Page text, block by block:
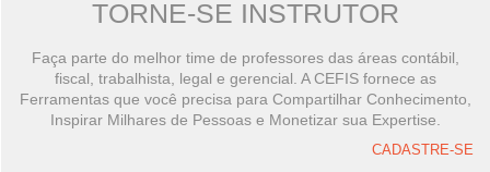
TORNE-SE INSTRUTOR
Faça parte do melhor time de professores das áreas contábil,
fiscal, trabalhista, legal e gerencial. A CEFIS fornece as
Ferramentas que você precisa para Compartilhar Conhecimento,
Inspirar Milhares de Pessoas e Monetizar sua Expertise.
CADASTRE-SE